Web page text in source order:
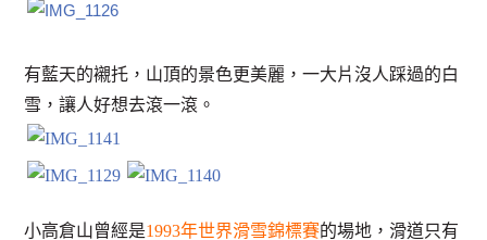
有藍天的襯托，山頂的景色更美麗，一大片沒人踩過的白
雪，讓人好想去滾一滾。
小高倉山曾經是1993年世界滑雪錦標賽的場地，滑道只有